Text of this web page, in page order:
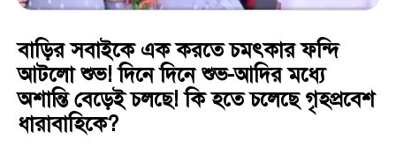
বাড়ির সবাইকে এক করতে চমৎকার ফন্দি
আটলো শুভ! দিনে দিনে শুভ-আদির মধ্যে
অশান্তি বেড়েই চলছে! কি হতে চলেছে গৃহপ্রবেশ
ধারাবাহিকে?